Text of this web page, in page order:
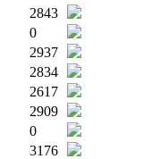
2843
0
2937
2834
2617
2909
0
3176